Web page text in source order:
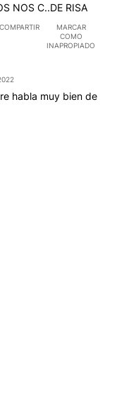
NOS C..DE RISA
COMPARTIR
MARCAR
COMO
INAPROPIADO
habla muy bien de